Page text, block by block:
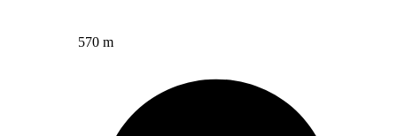
570 m